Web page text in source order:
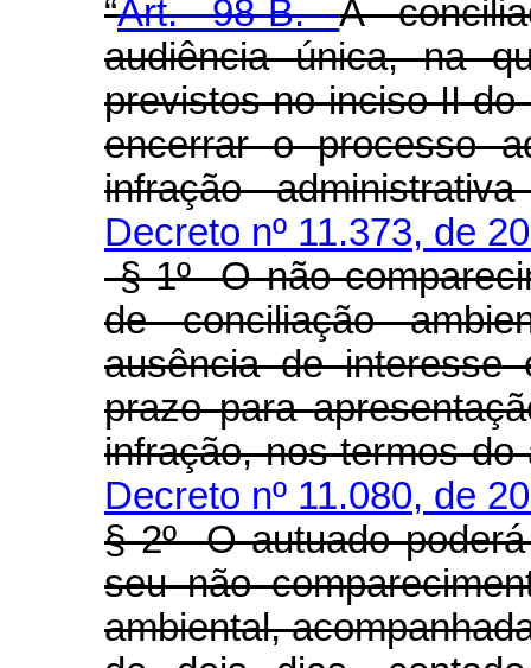
“Art. 98-B.A
audiência única, na
previstos no inciso II
encerrar o processo
infração
Decreto nº 11.373, de
§ 1º O não
de conciliação
ausência de
prazo para
infração, nos termos
Decreto nº 11.080, de
§ 2º O autuado
seu não
ambiental,